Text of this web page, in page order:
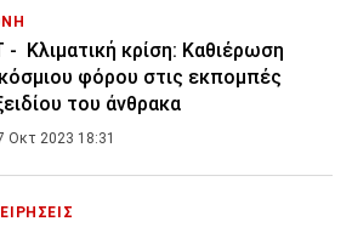
Κλιματική κρίση: Καθιέρωση
φόρου στις εκπομπές
του άνθρακα
Οκτ 2023 18:31